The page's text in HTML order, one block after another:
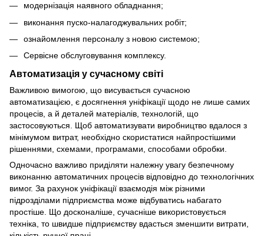
модернізація наявного обладнання;
виконання пуско-налагоджувальних робіт;
ознайомлення персоналу з новою системою;
Сервісне обслуговування комплексу.
Автоматизація у сучасному світі
Важливою вимогою, що висувається сучасною
автоматизацією, є досягнення уніфікації щодо не лише самих
процесів, а й деталей матеріалів, технологій, що
застосовуються. Щоб автоматизувати виробництво вдалося з
мінімумом витрат, необхідно скористатися найпростішими
рішеннями, схемами, програмами, способами обробки.
Одночасно важливо приділяти належну увагу безпечному
виконанню автоматичних процесів відповідно до технологічних
вимог. За рахунок уніфікації взаємодія між різними
підрозділами підприємства може відбуватись набагато
простіше. Що досконаліше, сучасніше використовується
техніка, то швидше підприємству вдасться зменшити витрати,